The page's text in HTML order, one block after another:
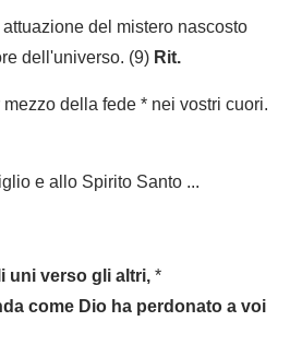
del mistero nascosto
dell'universo. (9)Rit.
della fede * nei vostri cuori.
e allo Spirito Santo ...
uni verso gli altri,*
come Dio ha perdonato a voi